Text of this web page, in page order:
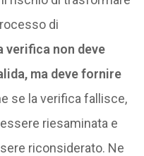
di
verifica non deve
ma deve fornire
se la verifica fallisce,
riesaminata e
riconsiderato. Ne